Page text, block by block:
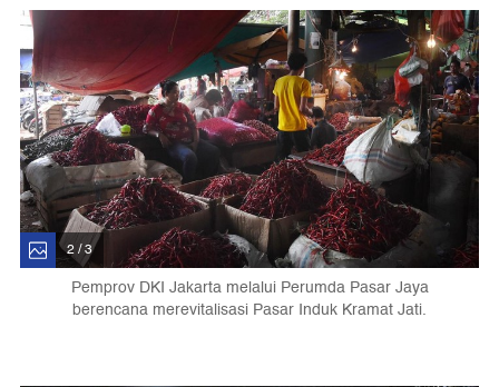
2 / 3
Pemprov DKI Jakarta melalui Perumda Pasar Jaya
berencana merevitalisasi Pasar Induk Kramat Jati.